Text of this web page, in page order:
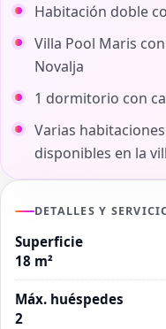
Habitación doble
Villa Pool Maris
Novalja
1 dormitorio con
Varias
disponibles en la
DETALLES Y
Superficie
18 m²
Máx. huéspedes
2